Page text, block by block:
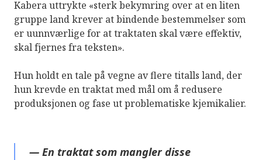
Kabera uttrykte «sterk bekymring over at en liten
gruppe land krever at bindende bestemmelser som
er uunnværlige for at traktaten skal være effektiv,
skal fjernes fra teksten».
Hun holdt en tale på vegne av flere titalls land, der
hun krevde en traktat med mål om å redusere
produksjonen og fase ut problematiske kjemikalier.
— En traktat som mangler disse